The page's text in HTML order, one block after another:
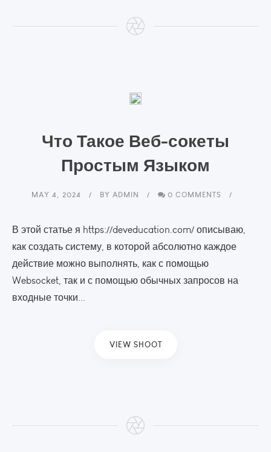
Что Такое Веб-сокеты
Простым Языком
MAY 4, 2024 BY ADMIN 0 COMMENTS
В этой статье я https://deveducation.com/ описываю,
как создать систему, в которой абсолютно каждое
действие можно выполнять, как с помощью
Websocket, так и с помощью обычных запросов на
входные точки...
VIEW SHOOT